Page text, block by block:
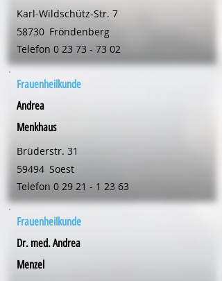
Karl-Wildschütz-Str. 7
58730 Fröndenberg
Telefon 0 23 73 - 73 02
Frauenheilkunde
Andrea
Menkhaus
Brüderstr. 31
59494 Soest
Telefon 0 29 21 - 1 23 63
Frauenheilkunde
Dr. med. Andrea
Menzel